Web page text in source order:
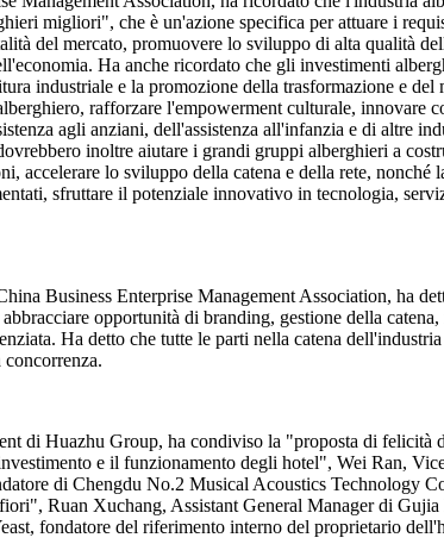
migliori", che è un'azione specifica per attuare i
del mercato, promuovere lo sviluppo di alta qualità
Ha anche ricordato che gli investimenti
industriale e la promozione della trasformazione e
rafforzare l'empowerment culturale, innovare
agli anziani, dell'assistenza all'infanzia e di altre
inoltre aiutare i grandi gruppi alberghieri a
accelerare lo sviluppo della catena e della rete,
sfruttare il potenziale innovativo in tecnologia,
Business Enterprise Management Association, ha
opportunità di branding, gestione della
Ha detto che tutte le parti nella catena
di Huazhu Group, ha condiviso la "proposta di felicità
e il funzionamento degli hotel", Wei Ran,
di Chengdu No.2 Musical Acoustics
Ruan Xuchang, Assistant General Manager di
fondatore del riferimento interno del proprietario